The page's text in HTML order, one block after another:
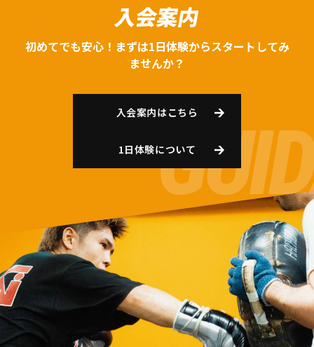
入会案内
初めてでも安心！まずは1日体験からスタートしてみ
ませんか？
入会案内はこちら
1日体験について